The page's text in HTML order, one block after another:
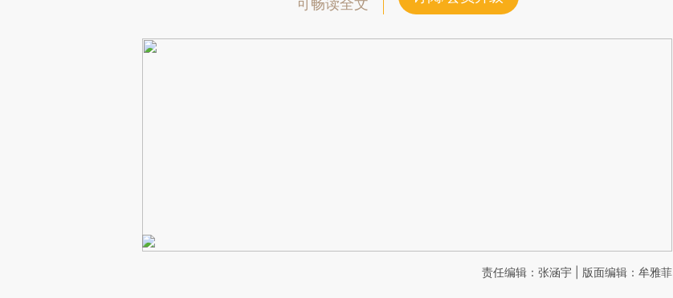
可畅读全文
责任编辑：张涵宇 | 版面编辑：牟雅菲